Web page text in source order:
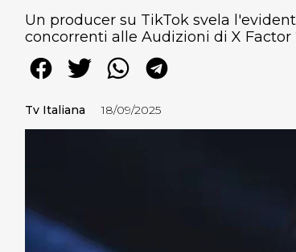
Un producer su TikTok svela
concorrenti alle Audizioni di X Factor
Tv Italiana 18/09/2025